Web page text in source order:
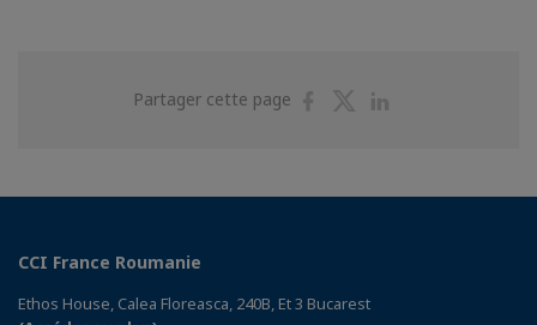
Partager cette page
PartagerPartager
CCI France Roumanie
Ethos House, Calea Floreasca, 240B, Et 3 Bucarest